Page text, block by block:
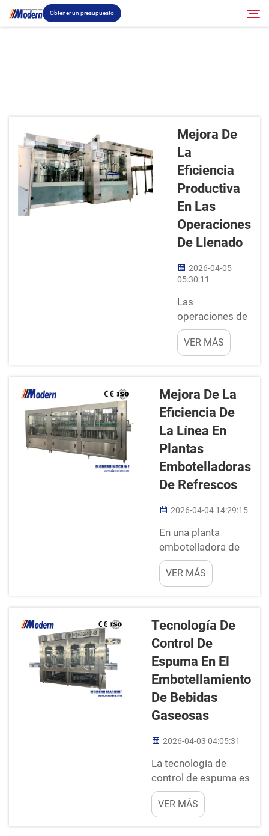
Obtener un presupuesto
Acerca
Vídeo
Contacto
Mejora De
La
Eficiencia
Productiva
En Las
Operaciones
De Llenado
2026-04-05
05:30:11
Las
operaciones de
llenado son
fundamentales
en muchas
especialmente
para empresas
como Modern.
Estas tareas
consisten en
colocar
productos
dentro de
frascos.
Cuando se
realizan
correctamente,
ayudan a que
funcionen con
mayor rapidez y
fluidez. Un
mejor llenado
puede ahorrar
tiempo y...
VER MÁS
Mejora De La
Eficiencia De
La Línea En
Plantas
Embotelladoras
De Refrescos
2026-04-04 14:29:15
En una planta
embotelladora de
refrescos,
garantizar un
funcionamiento
importante. Esto
permite llenar las
botellas
rápidamente y
mantener
satisfechos a los
clientes. Modern
siempre busca
procesos. Al
optimizar la
eficiencia de la línea,
podemos producir
más...
VER MÁS
Tecnología De
Control De
Espuma En El
Embotellamiento
De Bebidas
Gaseosas
2026-04-03 04:05:31
La tecnología de
control de espuma es
fundamental en la
producción de
bebidas gaseosas. Al
VER MÁS